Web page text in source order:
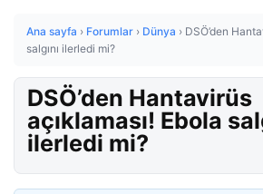
Ana sayfa › Forumlar › Dünya › DSÖ’den
salgını ilerledi mi?
DSÖ’den Hantavirüs
açıklaması! Ebola
ilerledi mi?